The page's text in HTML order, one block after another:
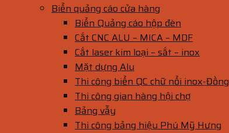
Biển quảng cáo cửa hàng
Biển Quảng cáo hộp đèn
Cắt CNC ALU – MICA – MDF
Cắt laser kim loại – sắt – inox
Mặt dựng Alu
Thi công biển QC chữ nổi inox-Đồng
Thi công gian hàng hội chợ
Bảng vẫy
Thi công bảng hiệu Phú Mỹ Hưng